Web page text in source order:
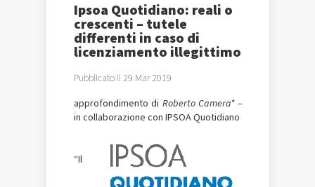
Ipsoa Quotidiano: reali o
crescenti – tutele
differenti in caso di
licenziamento illegittimo
Pubblicato il 29 Mar 2019
approfondimento di Roberto Camera*–
in collaborazione con IPSOA Quotidiano
“Il